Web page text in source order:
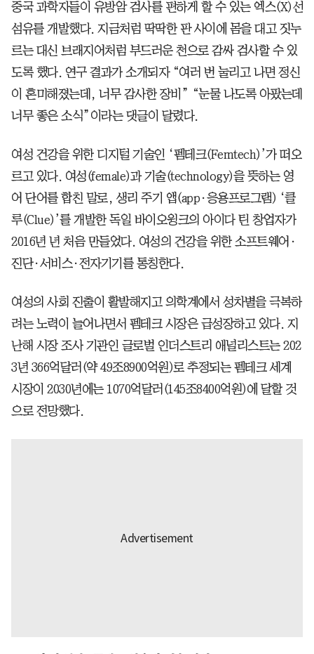
중국 과학자들이 유방암 검사를 편하게 할 수 있는 엑스(X)선
섬유를 개발했다. 지금처럼 딱딱한 판 사이에 몸을 대고 짓누
르는 대신 브래지어처럼 부드러운 천으로 감싸 검사할 수 있
도록 했다. 연구 결과가 소개되자 “여러 번 눌리고 나면 정신
이 혼미해졌는데, 너무 감사한 장비” “눈물 나도록 아팠는데
너무 좋은 소식”이라는 댓글이 달렸다.
여성 건강을 위한 디지털 기술인 ‘펨테크(Femtech)’가 떠오
르고 있다. 여성(female)과 기술(technology)을 뜻하는 영
어 단어를 합친 말로, 생리 주기 앱(app·응용프로그램) ‘클
루(Clue)’를 개발한 독일 바이오윙크의 아이다 틴 창업자가
2016년 년 처음 만들었다. 여성의 건강을 위한 소프트웨어·
진단·서비스·전자기기를 통칭한다.
여성의 사회 진출이 활발해지고 의학계에서 성차별을 극복하
려는 노력이 늘어나면서 펨테크 시장은 급성장하고 있다. 지
난해 시장 조사 기관인 글로벌 인더스트리 애널리스트는 202
3년 366억달러(약 49조8900억원)로 추정되는 펨테크 세계
시장이 2030년에는 1070억달러(145조8400억원)에 달할 것
으로 전망했다.